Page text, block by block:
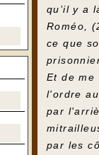
qu’il y a
Roméo,
ce que
Et de me
l'ordre
par
par les